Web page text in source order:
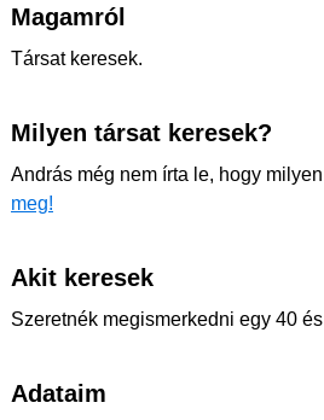
Magamról
Társat keresek.
Milyen társat keresek?
András még nem írta le, hogy
meg!
Akit keresek
Szeretnék megismerkedni egy 40
Adataim